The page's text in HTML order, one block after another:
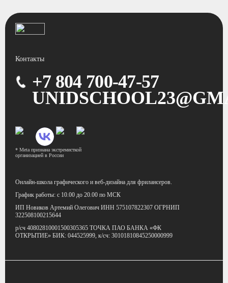
Контакты
+7 804 700-47-57
* Meta признана экстремисткой
организацией в России
Онлайн-школа графического и веб-дизайна для фрилансеров.
График работы: с 10.00 до 20.00 по МСК
ИП Новиков Артемий Олегович ИНН 575107822307 ОГРНИП
322508100215644
р/сч 40802810001500305365 ТОЧКА ПАО БАНКА «ФК
ОТКРЫТИЕ» БИК: 044525999, к/сч: 30101810845250000999